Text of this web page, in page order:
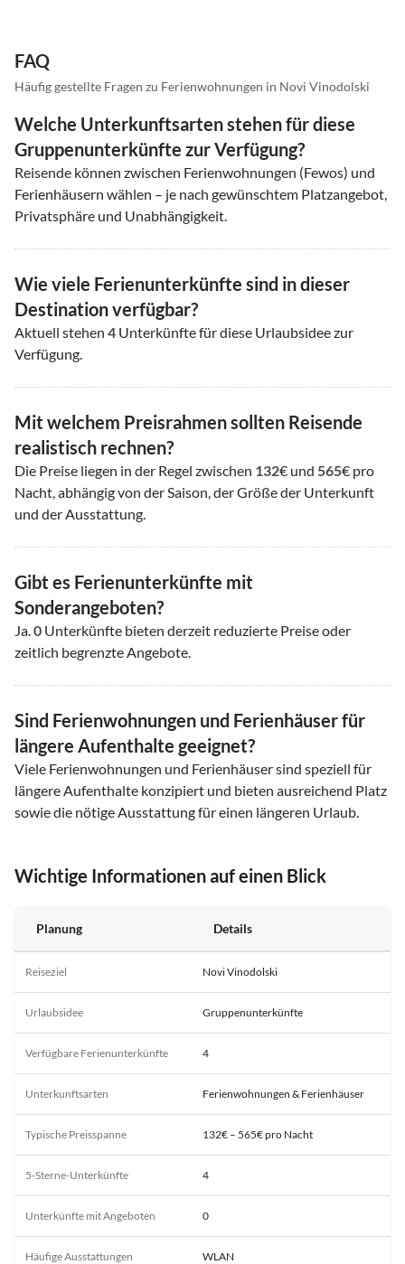
FAQ
Häufig gestellte Fragen zu Ferienwohnungen in Novi Vinodolski
Welche Unterkunftsarten stehen für diese
Gruppenunterkünfte zur Verfügung?
Reisende können zwischen Ferienwohnungen (Fewos) und
Ferienhäusern wählen – je nach gewünschtem Platzangebot,
Privatsphäre und Unabhängigkeit.
Wie viele Ferienunterkünfte sind in dieser
Destination verfügbar?
Aktuell stehen 4 Unterkünfte für diese Urlaubsidee zur
Verfügung.
Mit welchem Preisrahmen sollten Reisende
realistisch rechnen?
Die Preise liegen in der Regel zwischen 132€ und 565€ pro
Nacht, abhängig von der Saison, der Größe der Unterkunft
und der Ausstattung.
Gibt es Ferienunterkünfte mit
Sonderangeboten?
Ja. 0 Unterkünfte bieten derzeit reduzierte Preise oder
zeitlich begrenzte Angebote.
Sind Ferienwohnungen und Ferienhäuser für
längere Aufenthalte geeignet?
Viele Ferienwohnungen und Ferienhäuser sind speziell für
längere Aufenthalte konzipiert und bieten ausreichend Platz
sowie die nötige Ausstattung für einen längeren Urlaub.
Wichtige Informationen auf einen Blick
Planung Details
Reiseziel Novi Vinodolski
Urlaubsidee Gruppenunterkünfte
Verfügbare Ferienunterkünfte 4
Unterkunftsarten Ferienwohnungen & Ferienhäuser
Typische Preisspanne 132€ – 565€ pro Nacht
5-Sterne-Unterkünfte 4
Unterkünfte mit Angeboten 0
Häufige Ausstattungen WLAN